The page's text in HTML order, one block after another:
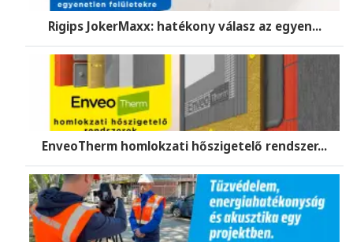
Rigips JokerMaxx: hatékony válasz az egyen...
EnveoTherm homlokzati hőszigetelő rendszer...